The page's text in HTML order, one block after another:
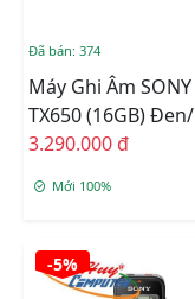
Đã bán: 374
Máy Ghi Âm
TX650 (16GB)
3.290.000 đ
Mới 100%
-5%